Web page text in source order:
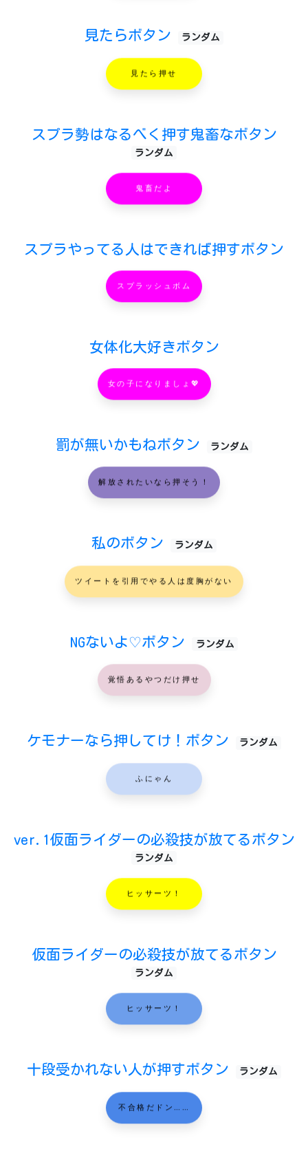
見たらボタン ランダム
見たら押せ
スプラ勢はなるべく押す鬼畜なボタン
ランダム
鬼畜だよ
スプラやってる人はできれば押すボタン
スプラッシュボム
女体化大好きボタン
女の子になりましょ💖
罰が無いかもねボタン ランダム
解放されたいなら押そう！
私のボタン ランダム
ツイートを引用でやる人は度胸がない
NGないよ♡ボタン ランダム
覚悟あるやつだけ押せ
ケモナーなら押してけ！ボタン ランダム
ふにゃん
ver.1仮面ライダーの必殺技が放てるボタン
ランダム
ヒッサーツ！
仮面ライダーの必殺技が放てるボタン
ランダム
ヒッサーツ！
十段受かれない人が押すボタン ランダム
不合格だドン……